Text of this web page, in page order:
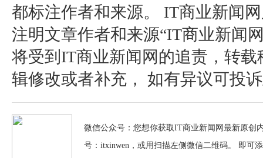
都标注作者和来源。 IT商业新闻
注明文章作者和来源“IT商业新闻
将受到IT商业新闻网的追责，转
辑修改或者补充， 如有异议可投
微信公众号：您想你获取IT商业新闻网最新原创
号：itxinwen，或用扫描左侧微信二维码。 即可